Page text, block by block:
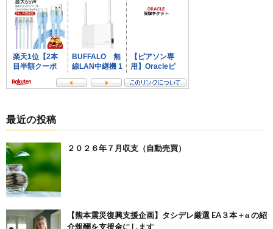
最近の投稿
２０２６年７月収支（自動売買）
【熊本震災復興支援企画】タシデレ厳選 EA３本＋α の紹
介報酬を支援金にします